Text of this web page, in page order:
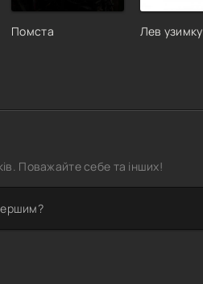
Помста Лев узимку
Поважайте себе та інших!